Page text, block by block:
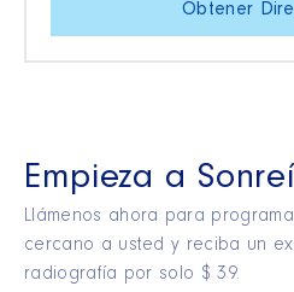
Obtener
Empieza a
Llámenos ahora para
cercano a usted y reciba un
radiografía por solo $ 39.